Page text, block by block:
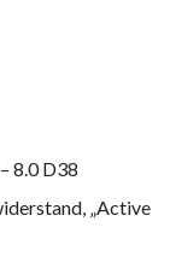
8.0 D38
„Active